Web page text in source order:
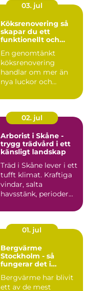
03. jul
Köksrenovering så
skapar du ett
funktionellt och
En genomtänkt
köksrenovering
handlar om mer än
nya luckor och
bra kök ska fung...
02. jul
Arborist i Skåne -
trygg trädvård i ett
känsligt landskap
Träd i Skåne lever i ett
tufft klimat. Kraftiga
vindar, salta
havsstänk, perioder
01. jul
Bergvärme
Stockholm - så
fungerar det i
Bergvärme har blivit
ett av de mest